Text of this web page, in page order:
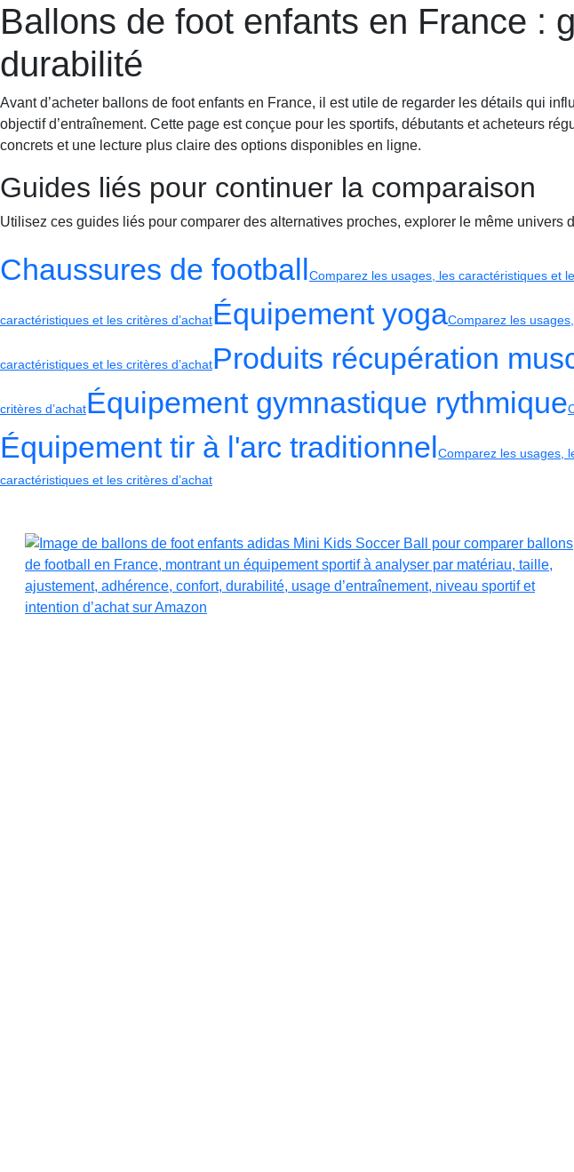
Sportif-Y
Accueil
Équipement Chaussures running Entraînement Montres sport
Ballons de foot enfants en France :
durabilité
Avant d’acheter ballons de foot enfants en France, il est utile de regarder les détails qui
objectif d’entraînement. Cette page est conçue pour les sportifs, débutants et acheteurs
concrets et une lecture plus claire des options disponibles en ligne.
Guides liés pour continuer la comparaison
Utilisez ces guides liés pour comparer des alternatives proches, explorer le même univers
Chaussures de footballComparez les usages, les caractéristiques et
caractéristiques et les critères d’achatÉquipement yogaComparez les
caractéristiques et les critères d’achatProduits récupération
critères d’achatÉquipement gymnastique rythmique
Équipement tir à l'arc traditionnelComparez les usages,
caractéristiques et les critères d’achat